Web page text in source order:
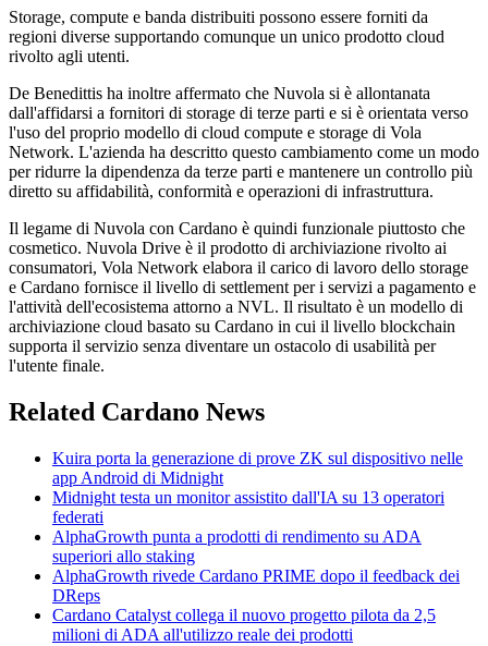
Storage, compute e banda distribuiti possono essere forniti da
regioni diverse supportando comunque un unico prodotto cloud
rivolto agli utenti.
De Benedittis ha inoltre affermato che Nuvola si è allontanata
dall'affidarsi a fornitori di storage di terze parti e si è orientata verso
l'uso del proprio modello di cloud compute e storage di Vola
Network. L'azienda ha descritto questo cambiamento come un modo
per ridurre la dipendenza da terze parti e mantenere un controllo più
diretto su affidabilità, conformità e operazioni di infrastruttura.
Il legame di Nuvola con Cardano è quindi funzionale piuttosto che
cosmetico. Nuvola Drive è il prodotto di archiviazione rivolto ai
consumatori, Vola Network elabora il carico di lavoro dello storage
e Cardano fornisce il livello di settlement per i servizi a pagamento e
l'attività dell'ecosistema attorno a NVL. Il risultato è un modello di
archiviazione cloud basato su Cardano in cui il livello blockchain
supporta il servizio senza diventare un ostacolo di usabilità per
l'utente finale.
Related Cardano News
Kuira porta la generazione di prove ZK sul dispositivo nelle
app Android di Midnight
Midnight testa un monitor assistito dall'IA su 13 operatori
federati
AlphaGrowth punta a prodotti di rendimento su ADA
superiori allo staking
AlphaGrowth rivede Cardano PRIME dopo il feedback dei
DReps
Cardano Catalyst collega il nuovo progetto pilota da 2,5
milioni di ADA all'utilizzo reale dei prodotti